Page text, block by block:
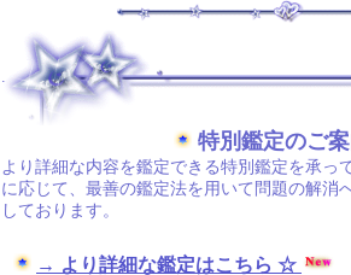
.
特別鑑定のご
より詳細な内容を鑑定できる特別鑑定を承っ
に応じて、最善の鑑定法を用いて問題の解消
しております。
→ より詳細な鑑定はこちら ☆